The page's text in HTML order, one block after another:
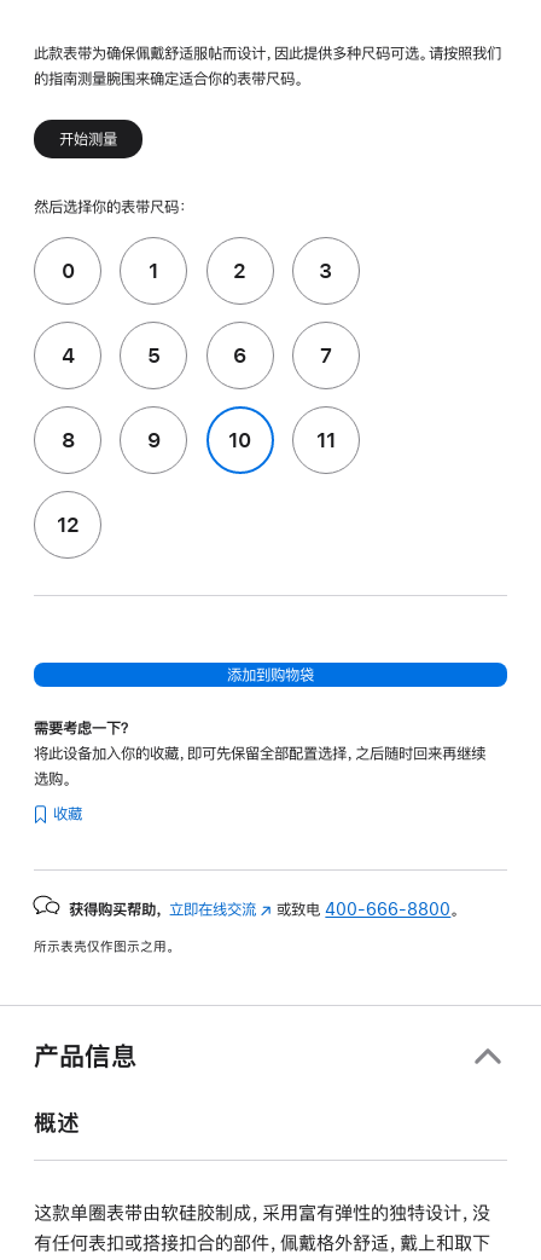
此款表带为确保佩戴舒适服帖而设计，因此提供多种尺码可选。请按照我们
的指南测量腕围来确定适合你的表带尺码。
开始测量
然后选择你的表带尺码：
0 1 2 3
4 5 6 7
8 9 10 11
12
添加到购物袋
需要考虑一下？
将此设备加入你的收藏，即可先保留全部配置选择，之后随时回来再继续
选购。
收藏
获得购买帮助， 立即在线交流 (在
中
或致电400-666-8800 。
所示表壳仅作图示之用。
产品信息
概述
这款单圈表带由软硅胶制成，采用富有弹性的独特设计，没
有任何表扣或搭接扣合的部件，佩戴格外舒适，戴上和取下